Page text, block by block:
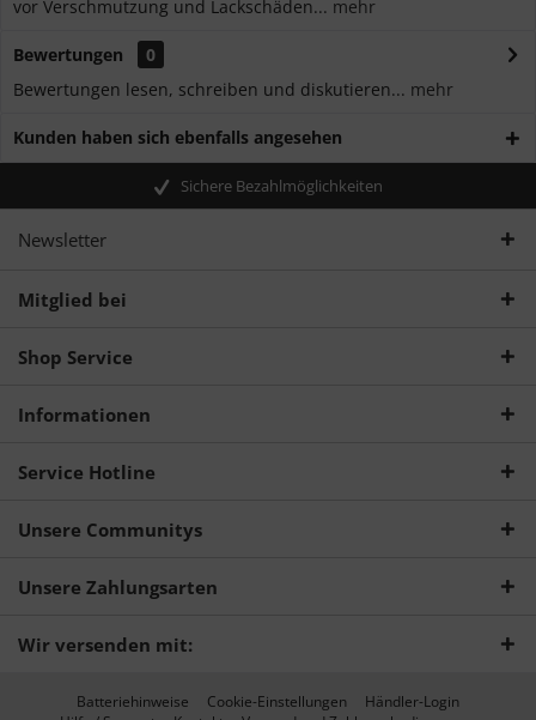
vor Verschmutzung und Lackschäden... mehr
Bewertungen
0
Bewertungen lesen, schreiben und diskutieren... mehr
Kunden haben sich ebenfalls angesehen
Sichere Bezahlmöglichkeiten
Newsletter
Mitglied bei
Shop Service
Informationen
Service Hotline
Unsere Communitys
Unsere Zahlungsarten
Wir versenden mit:
Batteriehinweise Cookie-Einstellungen
Händler-Login